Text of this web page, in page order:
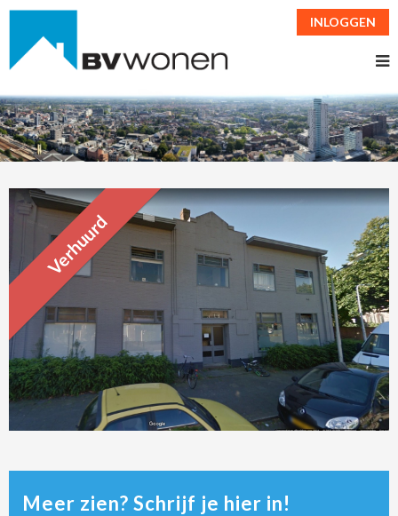
INLOGGEN
Verhuurd
Meer zien? Schrijf je hier in!